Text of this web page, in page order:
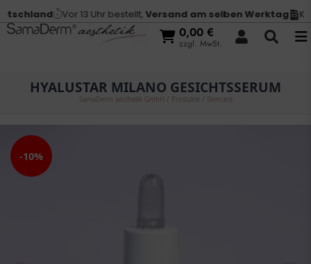
Vor 13 Uhr bestellt,Versand am selben Werktag
0,00 €
zzgl. MwSt.
HYALUSTAR MILANO GESICHTSSERUM
SamaDerm aesthetik GmbH Produkte/ Skincare
-10%